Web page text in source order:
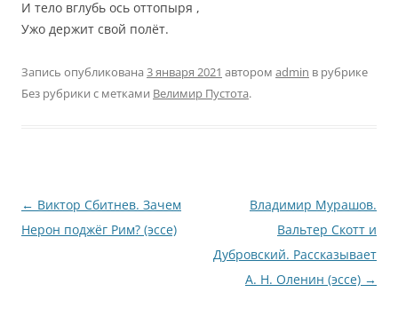
И тело вглубь ось оттопыря ,
Ужо держит свой полёт.
Запись опубликована 3 января 2021 автором admin в рубрике
Без рубрики с метками Велимир Пустота.
Навигация
по
← Виктор Сбитнев. Зачем
Нерон поджёг Рим? (эссе)
Владимир Мурашов.
Вальтер Скотт и
Дубровский. Рассказывает
А. Н. Оленин (эссе) →